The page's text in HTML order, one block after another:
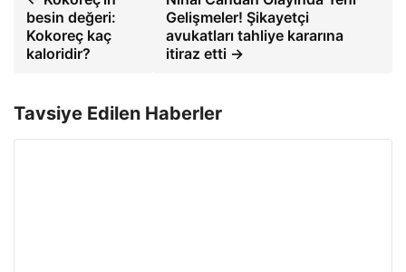
besin değeri:
Kokoreç kaç
kaloridir?
Gelişmeler! Şikayetçi
avukatları tahliye kararına
itiraz etti →
Tavsiye Edilen Haberler